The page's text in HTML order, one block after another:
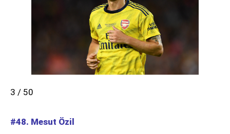
3 / 50
#48. Mesut Özil